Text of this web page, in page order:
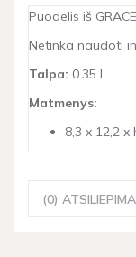
Puodelis iš
Netinka naudoti
Talpa: 0.35 l
Matmenys:
8,3 x 12,2 x
(0)